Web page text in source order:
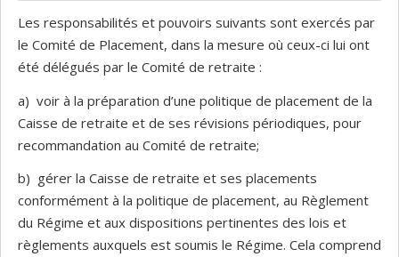
Les responsabilités et pouvoirs suivants sont exercés par
le Comité de Placement, dans la mesure où ceux-ci lui ont
été délégués par le Comité de retraite :
a) voir à la préparation d’une politique de placement de la
Caisse de retraite et de ses révisions périodiques, pour
recommandation au Comité de retraite;
b) gérer la Caisse de retraite et ses placements
conformément à la politique de placement, au Règlement
du Régime et aux dispositions pertinentes des lois et
règlements auxquels est soumis le Régime. Cela comprend